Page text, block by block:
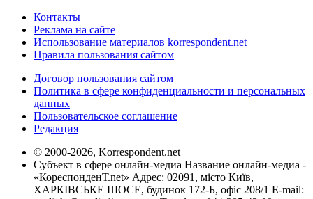
Контакты
Реклама на сайте
Использование материалов korrespondent.net
Правила пользования сайтом
Договор пользования сайтом
Политика в сфере конфиденциальности и персональных
данных
Пользовательское соглашение
Редакция
© 2000-2026, Korrespondent.net
Субъект в сфере онлайн-медиа Название онлайн-медиа -
«КореспонденТ.net» Адрес: 02091, місто Київ,
ХАРКІВСЬКЕ ШОСЕ, будинок 172-Б, офіс 208/1 E-mail: